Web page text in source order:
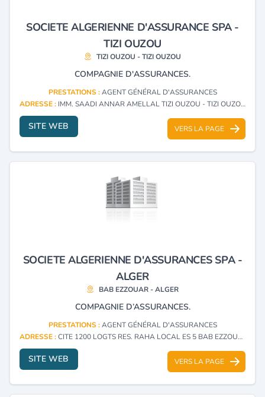
SOCIETE ALGERIENNE D'ASSURANCE SPA -
TIZI OUZOU
TIZI OUZOU - TIZI OUZOU
COMPAGNIE D'ASSURANCES.
PRESTATIONS :AGENT GÉNÉRAL D'ASSURANCES
ADRESSE : IMM. SAADI ANNAR AMELLAL TIZI OUZOU - TIZI OUZOU
SITE WEB VERS LA PAGE
SOCIETE ALGERIENNE D'ASSURANCES SPA -
ALGER
BAB EZZOUAR - ALGER
COMPAGNIE D’ASSURANCES.
PRESTATIONS :AGENT GÉNÉRAL D'ASSURANCES
ADRESSE :CITE 1200 LOGTS RES. RAHA LOCAL ES 5 BAB EZZOUAR - ALGER
SITE WEB VERS LA PAGE